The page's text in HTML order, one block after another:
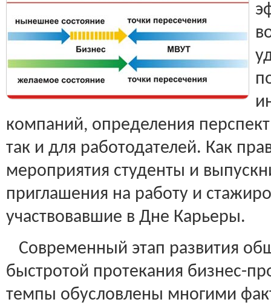
компаний, определения
так и для работодателей. Как
мероприятия студенты и
приглашения на работу и
участвовавшие в Дне Карьеры.
Современный этап развития
быстротой протекания бизнес-
темпы обусловлены многими